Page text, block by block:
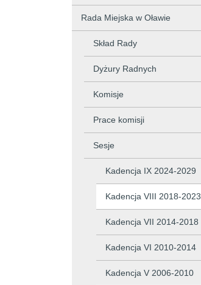
Rada Miejska w Oławie
Skład Rady
Dyżury Radnych
Komisje
Prace komisji
Sesje
Kadencja IX 2024-2029
Kadencja VIII 2018-2023
Kadencja VII 2014-2018
Kadencja VI 2010-2014
Kadencja V 2006-2010